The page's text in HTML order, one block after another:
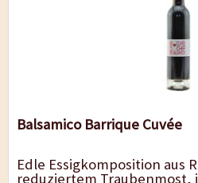
Balsamico Barrique Cuvée
Edle Essigkomposition aus
reduziertem Traubenmost,